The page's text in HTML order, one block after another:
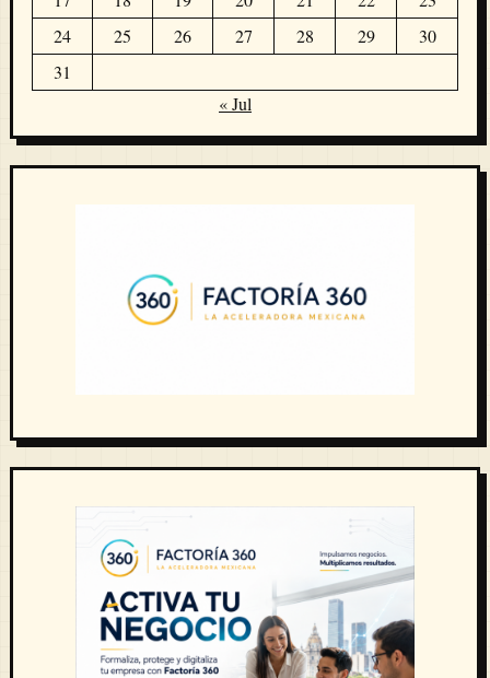
24
25 26 27 28 29
30
31
« Jul